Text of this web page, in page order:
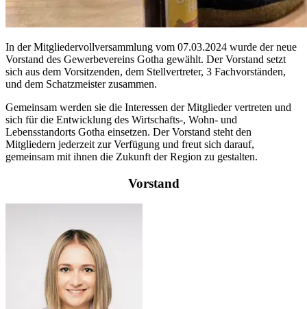
In der Mitgliedervollversammlung vom 07.03.2024 wurde der neue
Vorstand des Gewerbevereins Gotha gewählt. Der Vorstand setzt
sich aus dem Vorsitzenden, dem Stellvertreter, 3 Fachvorständen,
und dem Schatzmeister zusammen.
Gemeinsam werden sie die Interessen der Mitglieder vertreten und
sich für die Entwicklung des Wirtschafts-, Wohn- und
Lebensstandorts Gotha einsetzen. Der Vorstand steht den
Mitgliedern jederzeit zur Verfügung und freut sich darauf,
gemeinsam mit ihnen die Zukunft der Region zu gestalten.
Vorstand